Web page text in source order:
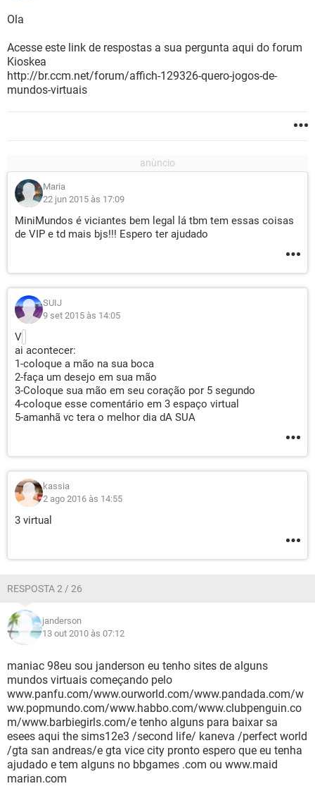
Ola
Acesse este link de respostas a sua pergunta aqui do forum
Kioskea
http://br.ccm.net/forum/affich-129326-quero-jogos-de-
mundos-virtuais
Maria
22 jun 2015 às 17:09
MiniMundos é viciantes bem legal lá tbm tem essas coisas
de VIP e td mais bjs!!! Espero ter ajudado
SUIJ
9 set 2015 às 14:05
V
ai acontecer:
1-coloque a mão na sua boca
2-faça um desejo em sua mão
3-Coloque sua mão em seu coração por 5 segundo
4-coloque esse comentário em 3 espaço virtual
5-amanhã vc tera o melhor dia dA SUA
kassia
2 ago 2016 às 14:55
3 virtual
RESPOSTA 2 / 26
janderson
13 out 2010 às 07:12
maniac 98eu sou janderson eu tenho sites de alguns
mundos virtuais começando pelo
www.panfu.com/www.ourworld.com/www.pandada.com/w
ww.popmundo.com/www.habbo.com/www.clubpenguin.co
m/www.barbiegirls.com/e tenho alguns para baixar sa
esees aqui the sims12e3 /second life/ kaneva /perfect world
/gta san andreas/e gta vice city pronto espero que eu tenha
ajudado e tem alguns no bbgames .com ou www.maid
marian.com